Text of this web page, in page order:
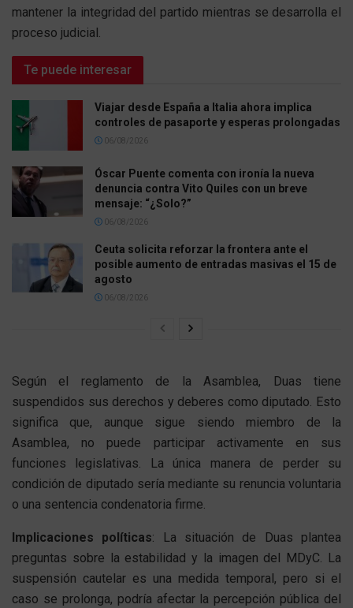
mantener la integridad del partido mientras se desarrolla el
proceso judicial.
Te puede interesar
Viajar desde España a Italia ahora implica
controles de pasaporte y esperas prolongadas
06/08/2026
Óscar Puente comenta con ironía la nueva
denuncia contra Vito Quiles con un breve
mensaje: “¿Solo?”
06/08/2026
Ceuta solicita reforzar la frontera ante el
posible aumento de entradas masivas el 15 de
agosto
06/08/2026
Según el reglamento de la Asamblea, Duas tiene
suspendidos sus derechos y deberes como diputado. Esto
significa que, aunque sigue siendo miembro de la
Asamblea, no puede participar activamente en sus
funciones legislativas. La única manera de perder su
condición de diputado sería mediante su renuncia voluntaria
o una sentencia condenatoria firme.
Implicaciones políticas: La situación de Duas plantea
preguntas sobre la estabilidad y la imagen del MDyC. La
suspensión cautelar es una medida temporal, pero si el
caso se prolonga, podría afectar la percepción pública del